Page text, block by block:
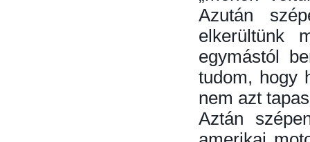
Azután
elkerültünk
egymástól
tudom, hogy
nem azt
Aztán